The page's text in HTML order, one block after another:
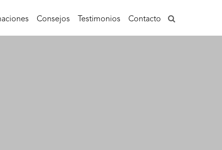
Consejos Testimonios Contacto